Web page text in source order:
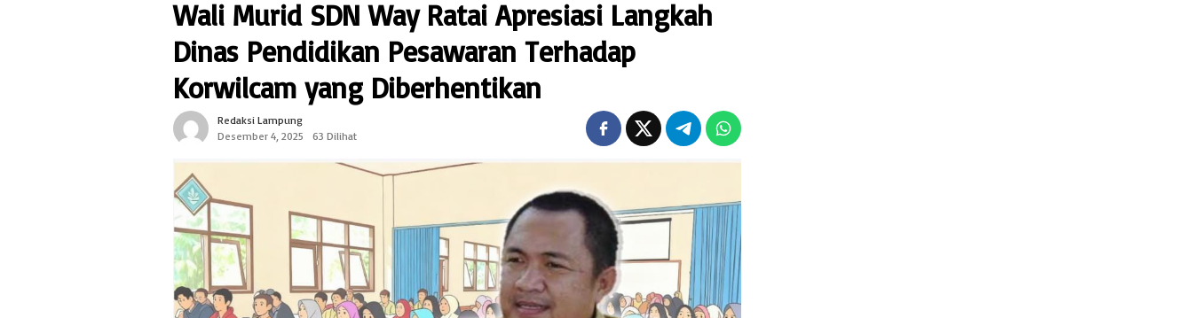
Wali Murid SDN Way Ratai Apresiasi Langkah
Dinas Pendidikan Pesawaran Terhadap
Korwilcam yang Diberhentikan
Redaksi Lampung
Desember 4, 2025
63 Dilihat